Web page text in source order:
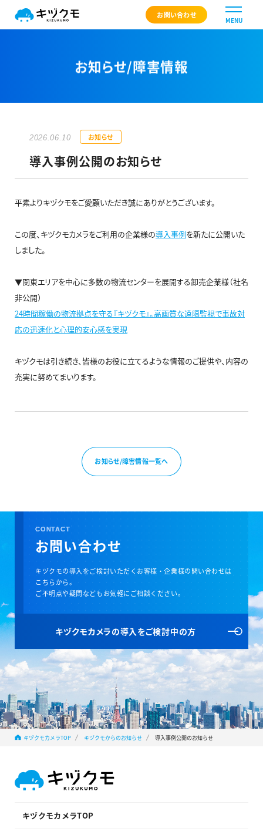
キヅクモ KIZUKUMO
お問い合わせ
MENU
お知らせ/障害情報
2026.06.10 お知らせ
導入事例公開のお知らせ
平素よりキヅクモをご愛顧いただき誠にありがとうございます。
この度、キヅクモカメラをご利用の企業様の導入事例を新たに公開いた
しました。
▼関東エリアを中心に多数の物流センターを展開する卸売企業様（社名
非公開）
24時間稼働の物流拠点を守る『キヅクモ』。高画質な遠隔監視で事故対
応の迅速化と心理的安心感を実現
キヅクモは引き続き、皆様のお役に立てるような情報のご提供や、内容の
充実に努めてまいります。
お知らせ/障害情報一覧へ
CONTACT
お問い合わせ
キヅクモの導入をご検討いただくお客様・企業様の問い合わせは
こちらから。
ご不明点や疑問などもお気軽にご相談ください。
キヅクモカメラの導入をご検討中の方
キヅクモカメラTOP キヅクモからのお知らせ 導入事例公開のお知らせ
キヅクモカメラTOP